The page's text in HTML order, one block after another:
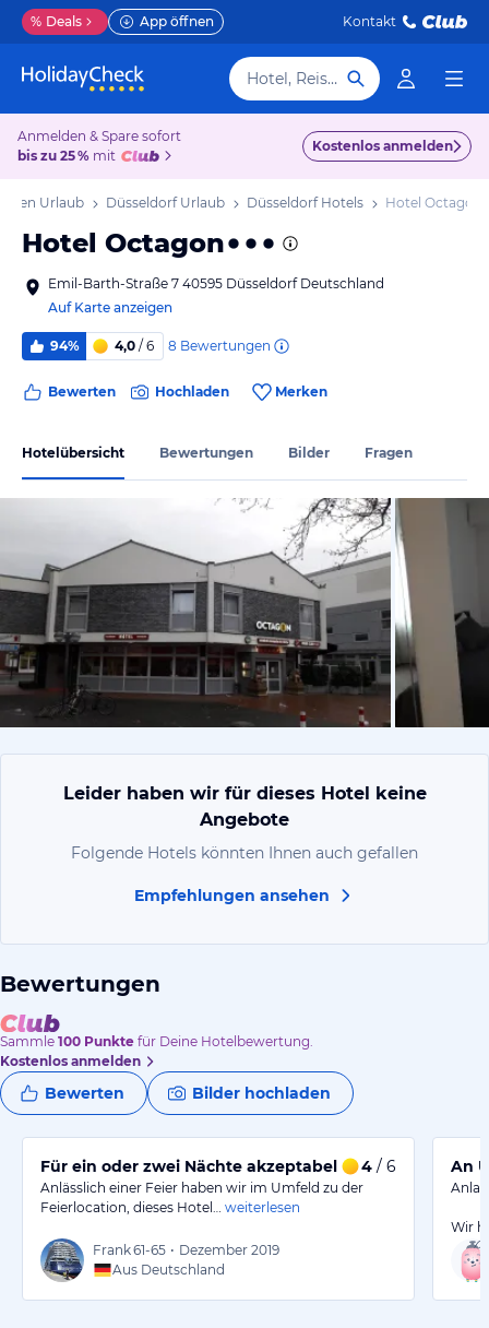
% Deals App öffnen Kontakt
Hotel, Reiseziel
Anmelden & Spare sofort
bis zu 25 % mit
Kostenlos anmelden
Urlaub Düsseldorf Urlaub Düsseldorf Hotels Hotel Octagon
Hotel Octagon
Emil-Barth-Straße 7 40595 Düsseldorf Deutschland
Auf Karte anzeigen
94% 4,0 / 6 8 Bewertungen
Bewerten Hochladen Merken
Hotelübersicht Bewertungen Bilder Fragen
von Frank,
Leider haben wir für dieses Hotel keine
Angebote
Folgende Hotels könnten Ihnen auch gefallen
Empfehlungen ansehen
Bewertungen
Sammle 100 Punkte für Deine Hotelbewertung.
Kostenlos anmelden
Bewerten Bilder hochladen
Für ein oder zwei Nächte akzeptabel 4 / 6
Anlässlich einer Feier haben wir im Umfeld zu der
Feierlocation, dieses Hotel…
weiterlesen
Frank61-65 • Dezember 2019
Aus Deutschland
An
Wir